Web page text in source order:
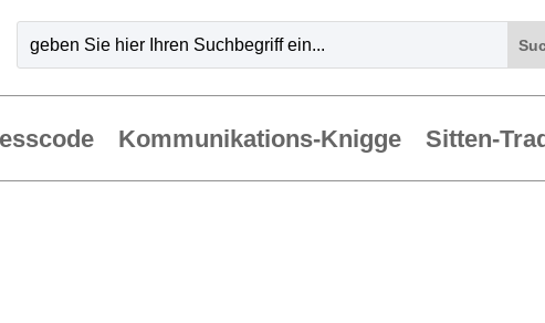
Kommunikations-Knigge Sitten-